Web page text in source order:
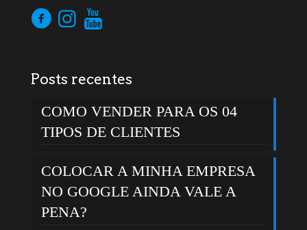
Posts recentes
COMO VENDER PARA OS 04
TIPOS DE CLIENTES
COLOCAR A MINHA EMPRESA
NO GOOGLE AINDA VALE A
PENA?